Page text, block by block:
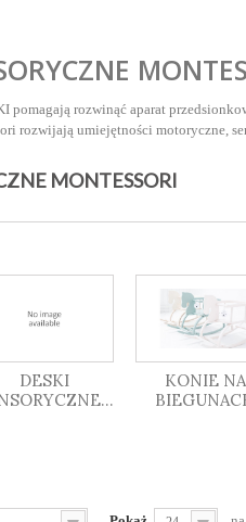
pomagają rozwinąć aparat
rozwijają umiejętności motoryczne,
MONTESSORI
DESKI
KONIE NA